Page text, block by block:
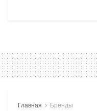
Главная Бренды